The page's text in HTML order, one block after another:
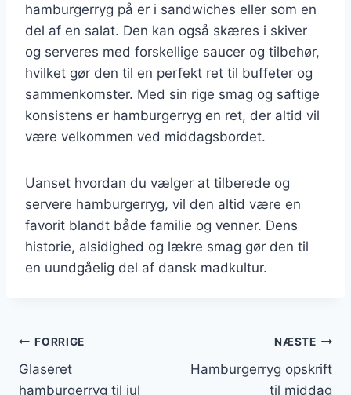
hamburgerryg på er i sandwiches eller som en
del af en salat. Den kan også skæres i skiver
og serveres med forskellige saucer og tilbehør,
hvilket gør den til en perfekt ret til buffeter og
sammenkomster. Med sin rige smag og saftige
konsistens er hamburgerryg en ret, der altid vil
være velkommen ved middagsbordet.
Uanset hvordan du vælger at tilberede og
servere hamburgerryg, vil den altid være en
favorit blandt både familie og venner. Dens
historie, alsidighed og lækre smag gør den til
en uundgåelig del af dansk madkultur.
Indlægsnavigation
FORRIGE
Glaseret
hamburgerryg til jul
NÆSTE
Hamburgerryg opskrift
til middag